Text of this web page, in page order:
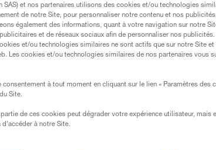
traditionnels.
Trouvez un revendeur
SAS) et nos partenaires utilisons des cookies et/ou technologies
de notre Site, pour personnaliser notre contenu et nos
également des informations, quant à votre navigation sur notre
et de réseaux sociaux afin de personnaliser nos publicités.
et/ou technologies similaires ne sont actifs que sur notre Site et
Les cookies et/ou technologies similaires de nos partenaires vous
consentement à tout moment en cliquant sur le lien « Paramètres des
Site.
de ces cookies peut dégrader votre expérience utilisateur, mais
à notre Site.